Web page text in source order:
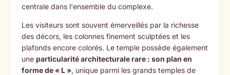
centrale dans l'ensemble du complexe.
Les visiteurs sont souvent émerveillés par la richesse
des décors, les colonnes finement sculptées et les
plafonds encore colorés. Le temple possède également
uneparticularité architecturale rare : son plan en
forme de « L », unique parmi les grands temples de